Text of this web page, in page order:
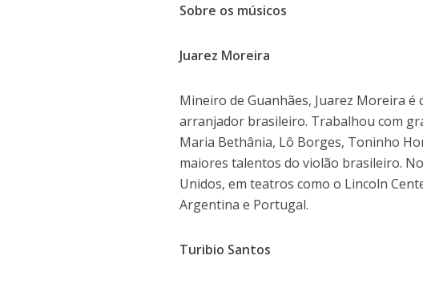
Sobre os músicos
Juarez Moreira
Mineiro de Guanhães, Juarez Moreira
arranjador brasileiro. Trabalhou com
Maria Bethânia, Lô Borges, Toninho
maiores talentos do violão brasileiro.
Unidos, em teatros como o Lincoln
Argentina e Portugal.
Turibio Santos